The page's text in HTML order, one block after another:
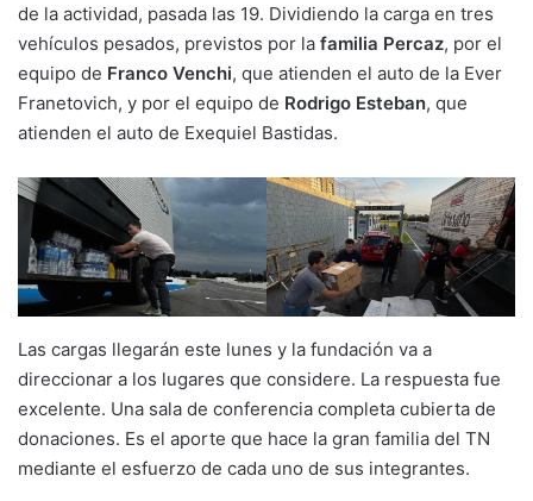
de la actividad, pasada las 19. Dividiendo la carga en tres
vehículos pesados, previstos por la familia Percaz, por el
equipo de Franco Venchi, que atienden el auto de la Ever
Franetovich, y por el equipo de Rodrigo Esteban, que
atienden el auto de Exequiel Bastidas.
Las cargas llegarán este lunes y la fundación va a
direccionar a los lugares que considere. La respuesta fue
excelente. Una sala de conferencia completa cubierta de
donaciones. Es el aporte que hace la gran familia del TN
mediante el esfuerzo de cada uno de sus integrantes.